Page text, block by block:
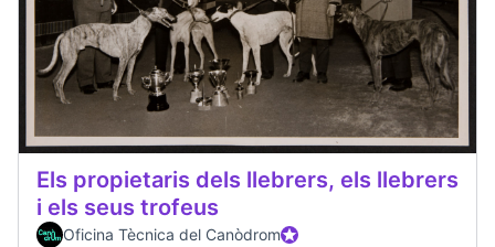
Els propietaris dels llebrers, els llebrers
i els seus trofeus
Oficina Tècnica del CanòdromOfficial participant